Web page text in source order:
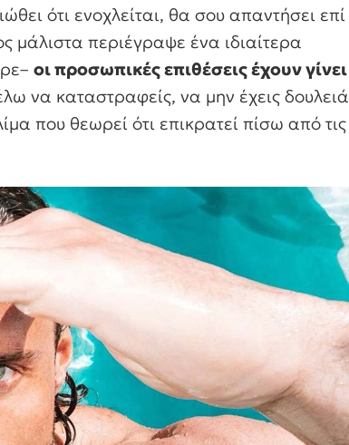
ότι ενοχλείται, θα σου απαντήσει επί
μάλιστα περιέγραψε ένα ιδιαίτερα
οι προσωπικές επιθέσεις έχουν γίνει
να καταστραφείς, να μην έχεις δουλειά
που θεωρεί ότι επικρατεί πίσω από τις